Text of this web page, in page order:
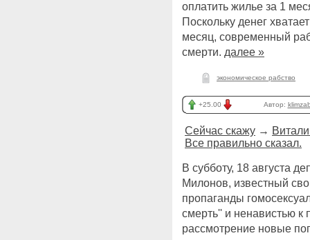
оплатить жилье за 1
Поскольку денег
месяц, современный
смерти. далее »
экономическое рабство
+25.00 Автор:
Сейчас скажу →
Все правильно сказал.
В субботу, 18 августа
Милонов, известный
пропаганды
смерть'' и ненавистью
рассмотрение новые